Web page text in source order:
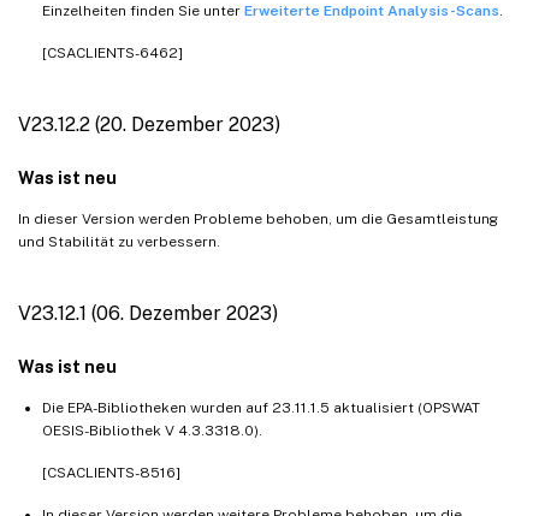
Einzelheiten finden Sie unter Erweiterte Endpoint Analysis-Scans
[CSACLIENTS-6462]
V23.12.2 (20. Dezember 2023)
Was ist neu
In dieser Version werden Probleme behoben, um die Gesamtleistung
und Stabilität zu verbessern.
V23.12.1 (06. Dezember 2023)
Was ist neu
Die EPA-Bibliotheken wurden auf 23.11.1.5 aktualisiert (OPSWAT
OESIS-Bibliothek V 4.3.3318.0).
[CSACLIENTS-8516]